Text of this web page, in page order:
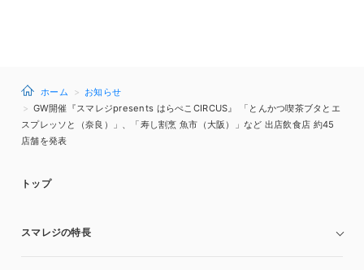
ホーム
お知らせ
GW開催『スマレジpresents はらぺこCIRCUS』 「とんかつ喫茶ブタとエ
スプレッソと（奈良）」、「寿し割烹 魚市（大阪）」など 出店飲食店 約45
店舗を発表
トップ
スマレジの特長